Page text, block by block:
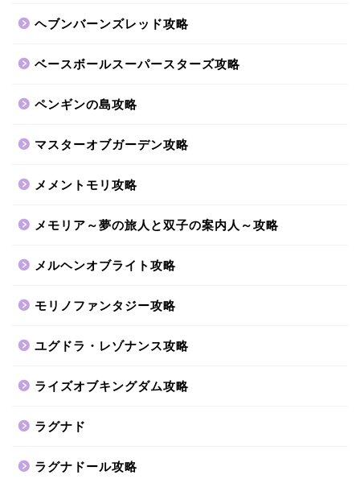
ヘブンバーンズレッド攻略
ベースボールスーパースターズ攻略
ペンギンの島攻略
マスターオブガーデン攻略
メメントモリ攻略
メモリア～夢の旅人と双子の案内人～攻略
メルヘンオブライト攻略
モリノファンタジー攻略
ユグドラ・レゾナンス攻略
ライズオブキングダム攻略
ラグナド
ラグナドール攻略